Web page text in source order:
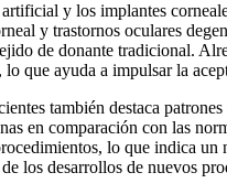
y los implantes
y trastornos oculares
de donante tradicional.
que ayuda a impulsar la
también destaca
en comparación con las
lo que indica
los desarrollos de nuevos